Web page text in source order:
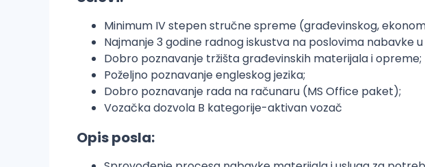
Minimum IV stepen stručne spreme (građevinskog,
Najmanje 3 godine radnog iskustva na poslovima nabavke
Dobro poznavanje tržišta građevinskih materijala i opreme;
Poželjno poznavanje engleskog jezika;
Dobro poznavanje rada na računaru (MS Office paket);
Vozačka dozvola B kategorije-aktivan vozač
Opis posla: